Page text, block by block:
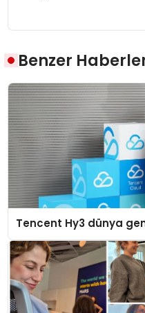
Benzer
Tencent Hy3 dünya